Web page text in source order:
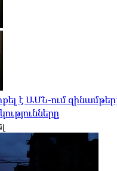
է ԱՄՆ-ում